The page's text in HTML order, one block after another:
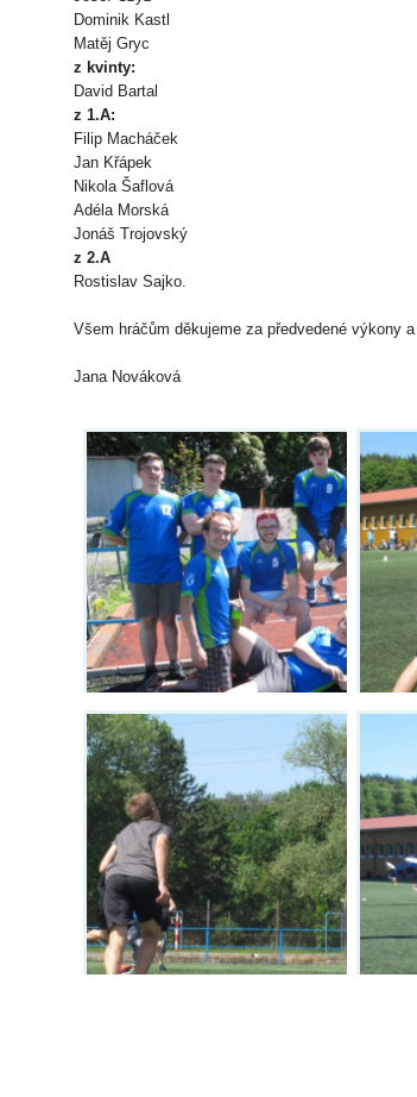
Dominik Kastl
Matěj Gryc
z kvinty:
David Bartal
z 1.A:
Filip Macháček
Jan Křápek
Nikola Šaflová
Adéla Morská
Jonáš Trojovský
z 2.A
Rostislav Sajko.
Všem hráčům děkujeme za předvedené výkony
Jana Nováková